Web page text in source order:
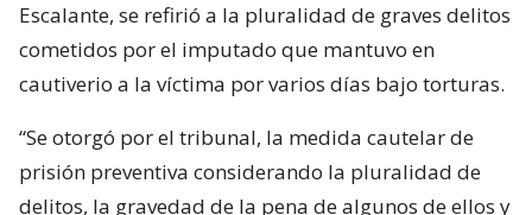
Escalante, se refirió a la pluralidad de graves delitos
cometidos por el imputado que mantuvo en
cautiverio a la víctima por varios días bajo torturas.
“Se otorgó por el tribunal, la medida cautelar de
prisión preventiva considerando la pluralidad de
delitos, la gravedad de la pena de algunos de ellos y